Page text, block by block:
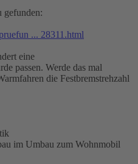
gefunden:
... 28311.html
eine
passen. Werde das mal
die Festbremstrehzahl
im Umbau zum Wohnmobil